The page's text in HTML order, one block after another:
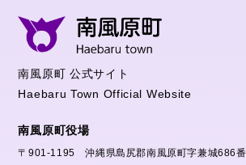
南風原町 公式サイト
Haebaru Town Official Website
南風原町役場
〒901-1195 沖縄県島尻郡南風原町字兼城686